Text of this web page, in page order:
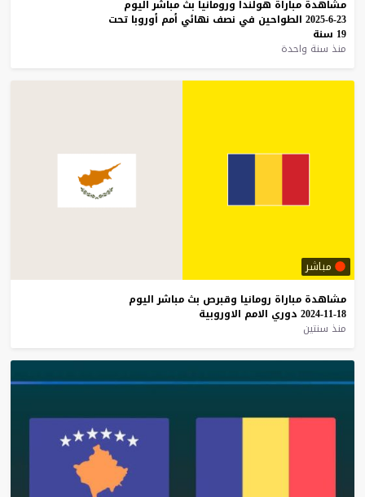
مشاهدة مباراة هولندا ورومانيا بث مباشر اليوم
23-6-2025
الطواحين في نصف نهائي أمم أوروبا تحت
19 سنة
منذ سنة واحدة
مباشر
مشاهدة مباراة رومانيا وقبرص بث مباشر اليوم
18-11-2024
دوري الامم الاوروبية
منذ سنتين